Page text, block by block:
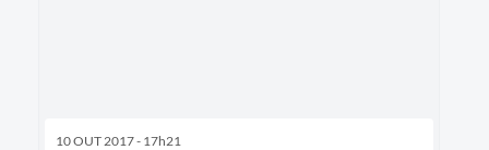
10 OUT 2017 - 17h21